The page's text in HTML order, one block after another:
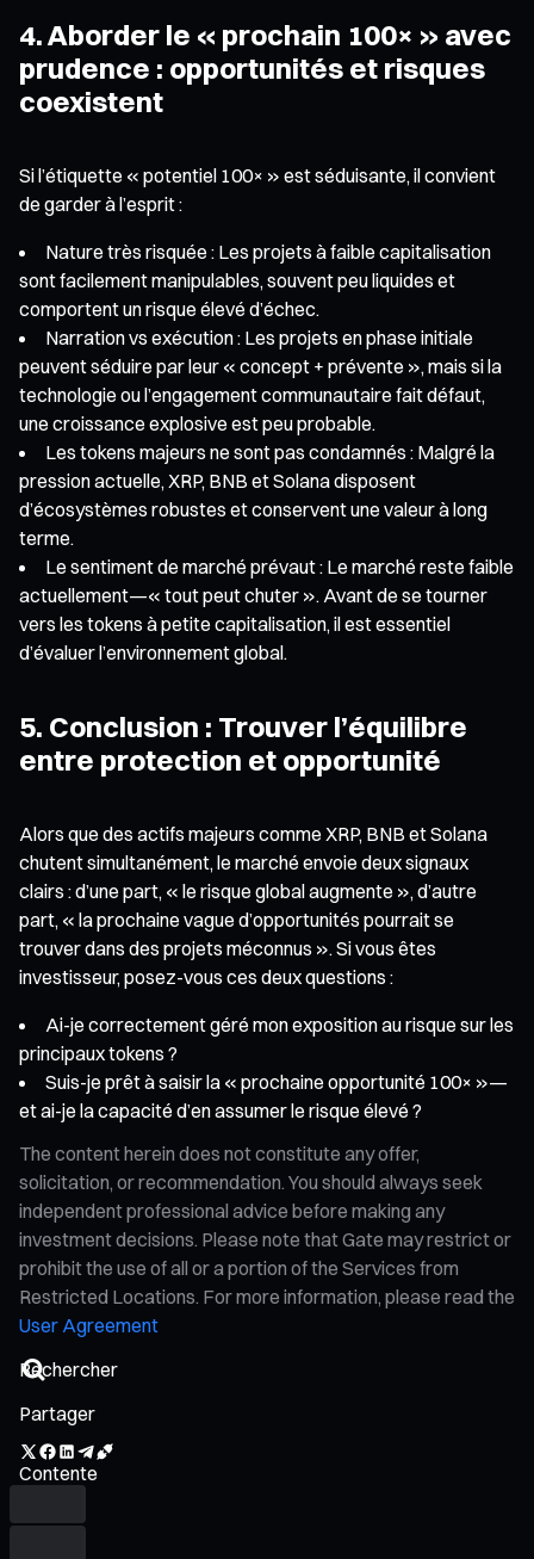
4. Aborder le « prochain 100× » avec
prudence : opportunités et risques
coexistent
Si l’étiquette « potentiel 100× » est séduisante, il convient
de garder à l’esprit :
Nature très risquée : Les projets à faible capitalisation
sont facilement manipulables, souvent peu liquides et
comportent un risque élevé d’échec.
Narration vs exécution : Les projets en phase initiale
peuvent séduire par leur « concept + prévente », mais si la
technologie ou l’engagement communautaire fait défaut,
une croissance explosive est peu probable.
Les tokens majeurs ne sont pas condamnés : Malgré la
pression actuelle, XRP, BNB et Solana disposent
d’écosystèmes robustes et conservent une valeur à long
terme.
Le sentiment de marché prévaut : Le marché reste faible
actuellement—« tout peut chuter ». Avant de se tourner
vers les tokens à petite capitalisation, il est essentiel
d’évaluer l’environnement global.
5. Conclusion : Trouver l’équilibre
entre protection et opportunité
Alors que des actifs majeurs comme XRP, BNB et Solana
chutent simultanément, le marché envoie deux signaux
clairs : d’une part, « le risque global augmente », d’autre
part, « la prochaine vague d’opportunités pourrait se
trouver dans des projets méconnus ». Si vous êtes
investisseur, posez-vous ces deux questions :
Ai-je correctement géré mon exposition au risque sur les
principaux tokens ?
Suis-je prêt à saisir la « prochaine opportunité 100× »—
et ai-je la capacité d’en assumer le risque élevé ?
The content herein does not constitute any offer,
solicitation, or recommendation. You should always seek
independent professional advice before making any
investment decisions. Please note that Gate may restrict or
prohibit the use of all or a portion of the Services from
Restricted Locations. For more information, please read the
User Agreement
Partager
Contente